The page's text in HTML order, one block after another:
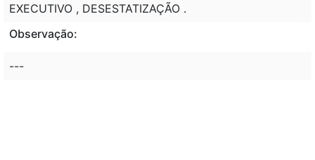
EXECUTIVO , DESESTATIZAÇÃO .
Observação:
---